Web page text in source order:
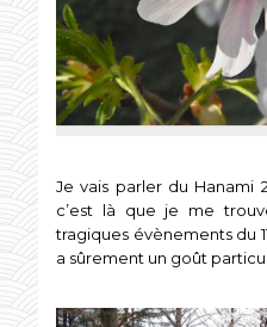
Je vais parler du Hanami
c’est là que je me
tragiques évènements du
a sûrement un goût